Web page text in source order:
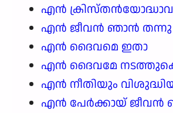
എൻ
എൻ ജീവൻ ഞാൻ തന്നു
എൻ ദൈവമെ ഇതാ
എൻ ദൈവമേ
എൻ നീതിയും
എൻ പേർക്കായ് ജീവൻ